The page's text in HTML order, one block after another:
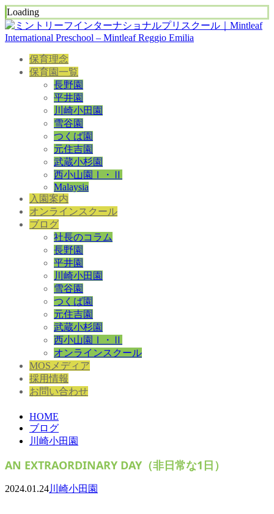
Loading
保育理念
保育園一覧
長野園
平井園
川崎小田園
雪谷園
つくば園
元住吉園
武蔵小杉園
西小山園Ⅰ・Ⅱ
Malaysia
入園案内
オンラインスクール
ブログ
社長のコラム
長野園
平井園
川崎小田園
雪谷園
つくば園
元住吉園
武蔵小杉園
西小山園Ⅰ・Ⅱ
オンラインスクール
MOSメディア
採用情報
お問い合わせ
HOME
ブログ
川崎小田園
AN EXTRAORDINARY DAY（非日常な1日）
2024.01.24川崎小田園